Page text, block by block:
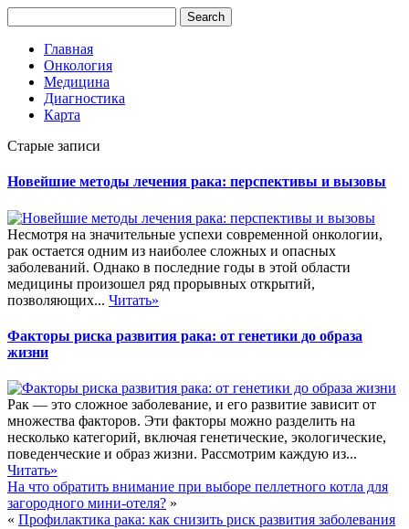
Главная
Онкология
Медицина
Диагностика
Карта
Старые записи
Новейшие методы лечения рака: перспективы и вызовы
Несмотря на значительные успехи современной онкологии,
рак остается одним из наиболее сложных и опасных
заболеваний. Однако в последние годы в этой области
медицины произошел ряд прорывных открытий,
позволяющих... Читать»
Факторы риска развития рака: от генетики до образа
жизни
Рак — это сложное заболевание, и его развитие зависит от
множества факторов. Эти факторы можно разделить на
несколько категорий, включая генетические, экологические,
поведенческие и образ жизни. Рассмотрим каждую из...
Читать»
На что обратить внимание при выборе пеллетного котла для
загородного мини-отеля? »
« Профилактика рака: как снизить риск развития заболевания